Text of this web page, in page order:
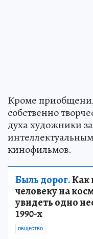
Кроме
собственно
духа художники
кинофильмов.
Быль дорог.Как
человеку на
увидеть одно
1990-х
ОБЩЕСТВО